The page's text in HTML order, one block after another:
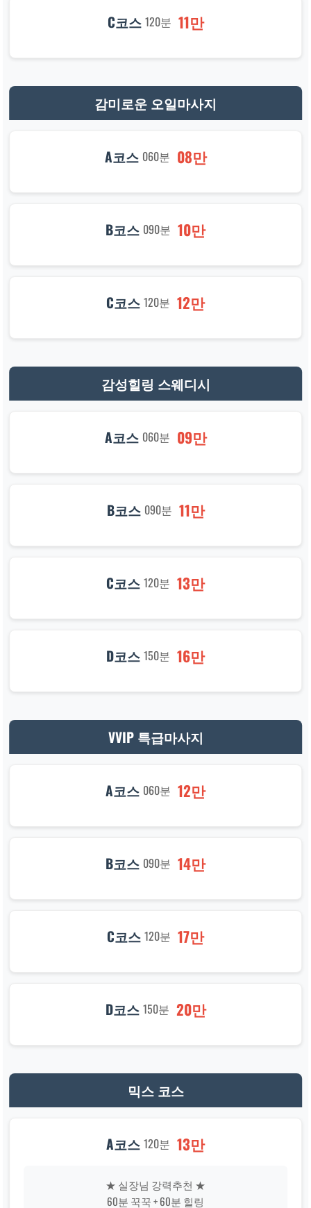
C코스 120분 11만
감미로운 오일마사지
A코스 060분 08만
B코스 090분 10만
C코스 120분 12만
감성힐링 스웨디시
A코스 060분 09만
B코스 090분 11만
C코스 120분 13만
D코스 150분 16만
VVIP 특급마사지
A코스 060분 12만
B코스 090분 14만
C코스 120분 17만
D코스 150분 20만
믹스 코스
A코스 120분 13만
★ 실장님 강력추천 ★
60분 꾹꾹 + 60분 힐링